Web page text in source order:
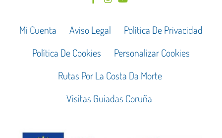
Mi Cuenta Aviso Legal
Política De Privacidad
Política De Cookies
Personalizar Cookies
Rutas Por La Costa Da Morte
Visitas Guiadas Coruña